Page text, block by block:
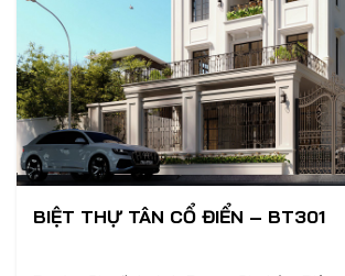
BIỆT THỰ TÂN CỔ ĐIỂN – BT301